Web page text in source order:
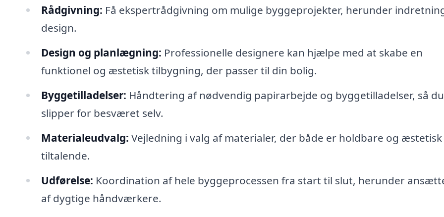
Rådgivning: Få ekspertrådgivning om mulige byggeprojekter, herunder
design.
Design og planlægning: Professionelle designere kan hjælpe med at skabe en
funktionel og æstetisk tilbygning, der passer til din bolig.
Byggetilladelser: Håndtering af nødvendig papirarbejde og byggetilladelser, så du
slipper for besværet selv.
Materialeudvalg: Vejledning i valg af materialer, der både er holdbare og æstetisk
tiltalende.
Udførelse: Koordination af hele byggeprocessen fra start til slut, herunder
af dygtige håndværkere.